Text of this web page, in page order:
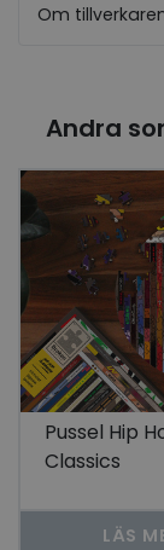
Om
Andra
Pussel Hip
Classics
LÄS